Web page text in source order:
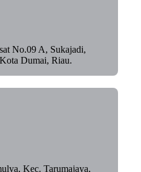
No.09 A, Sukajadi,
Dumai, Riau.
Kec. Tarumajaya,